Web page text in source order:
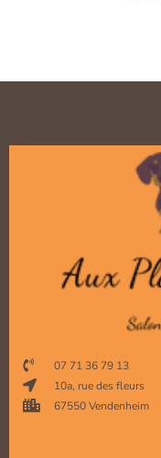
07 71 36 79 13
10a, rue des fleurs
67550 Vendenheim